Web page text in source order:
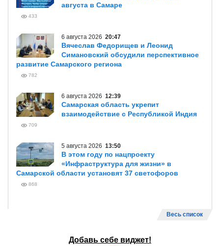
августа в Самаре
433
6 августа 2026 20:47
Вячеслав Федорищев и Леонид
Симановский обсудили перспективное
развитие Самарского региона
782
6 августа 2026 12:39
Самарская область укрепит
взаимодействие с Республикой Индия
709
5 августа 2026 13:50
В этом году по нацпроекту
«Инфраструктура для жизни» в
Самарской области установят 37 светофоров
868
Весь список
Добавь себе виджет!